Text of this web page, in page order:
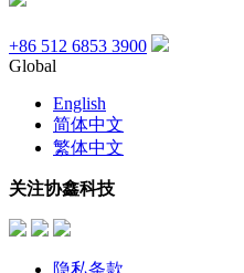
+86 512 6853 3900
Global
English
简体中文
繁体中文
关注协鑫科技